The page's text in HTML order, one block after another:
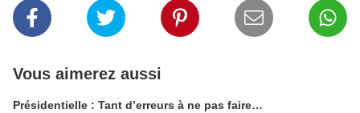
Vous aimerez aussi
Présidentielle : Tant d’erreurs à ne pas faire…